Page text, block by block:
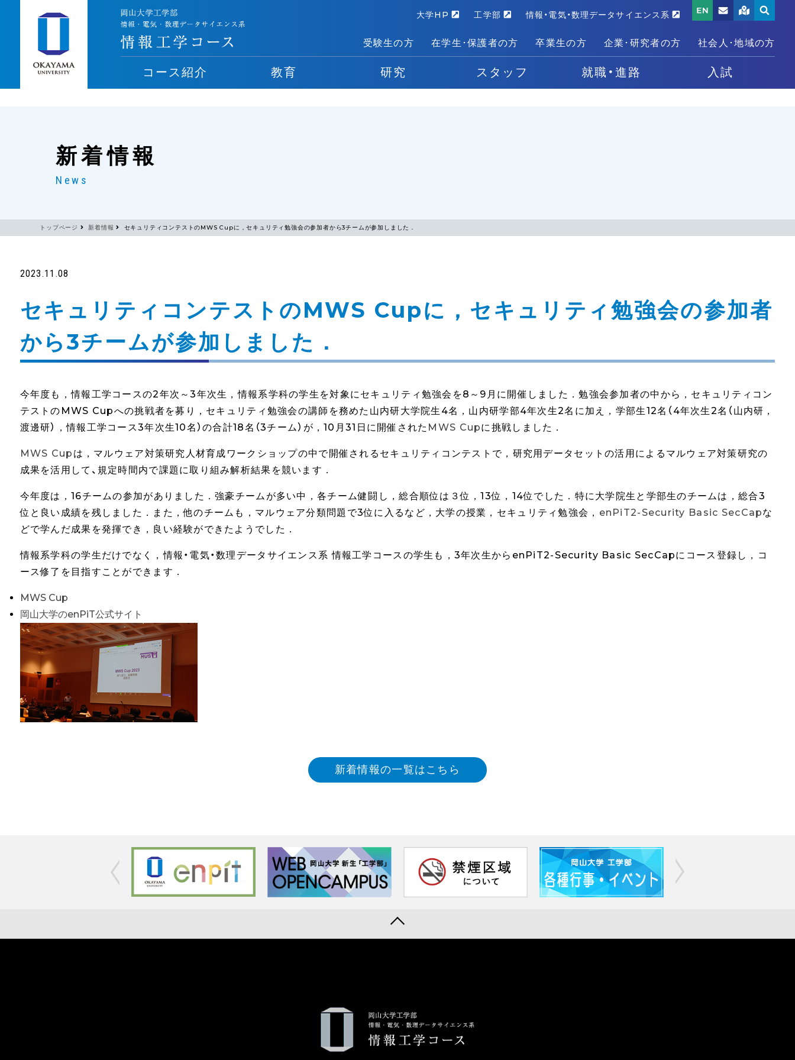
コース紹介 教育 研究 スタッフ 就職・進路 入試
大学HP 工学部 情報・電気・数理データサイエンス系
受験生の方 在学生･保護者の方 卒業生の方 企業･研究者の方 社会人･地域の方
新着情報
News
トップページ 新着情報 セキュリティコンテストのMWS Cupに，セキュリティ勉強会の参加者から3チームが参加しました．
2023.11.08
セキュリティコンテストのMWS Cupに，セキュリティ勉強会の参加者
から3チームが参加しました．
今年度も，情報工学コースの2年次～3年次生，情報系学科の学生を対象にセキュリティ勉強会を8～9月に開催しました．勉強会参加者の中から，セキュリティコン
テストのMWS Cupへの挑戦者を募り，セキュリティ勉強会の講師を務めた山内研大学院生4名，山内研学部4年次生2名に加え，学部生12名（4年次生2名（山内研，
渡邊研），情報工学コース3年次生10名）の合計18名（3チーム）が，10月31日に開催された MWS Cupに挑戦しました．
MWS Cup は，マルウェア対策研究人材育成ワークショップの中で開催されるセキュリティコンテストで，研究用データセットの活用によるマルウェア対策研究の
成果を活用して、規定時間内で課題に取り組み解析結果を競います．
今年度は，16チームの参加がありました．強豪チームが多い中，各チーム健闘し，総合順位は３位，13位，14位でした．特に大学院生と学部生のチームは，総合3
位と良い成績を残しました．また，他のチームも，マルウェア分類問題で3位に入るなど，大学の授業，セキュリティ勉強会， enPiT2-Security Basic SecCapな
どで学んだ成果を発揮でき，良い経験ができたようでした．
情報系学科の学生だけでなく，情報・電気・数理データサイエンス系 情報工学コースの学生も，3年次生からenPiT2-Security Basic SecCapにコース登録し，コ
ース修了を目指すことができます．
MWS Cup
岡山大学のenPiT公式サイト
新着情報の一覧はこちら